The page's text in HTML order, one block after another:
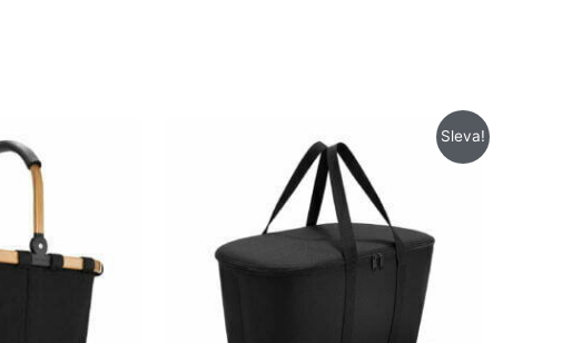
Sleva!
895 Kč.
cena
je:
695 Kč.